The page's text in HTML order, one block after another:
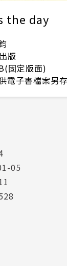
the day
版
固定版面)
電子書檔案另
05